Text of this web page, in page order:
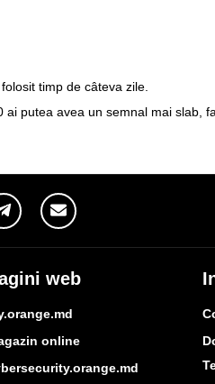
timp de câteva zile.
putea avea un semnal mai slab,
web
online